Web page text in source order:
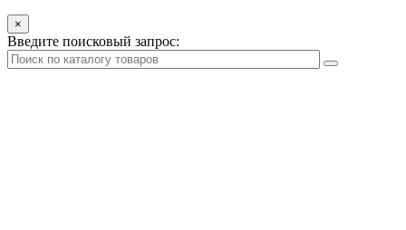
×
Введите поисковый запрос: